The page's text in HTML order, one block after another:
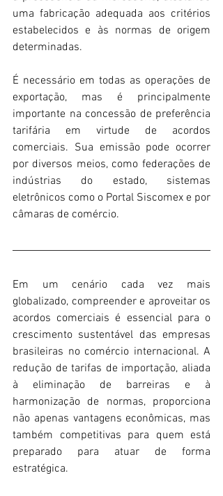
uma fabricação adequada aos critérios
estabelecidos e às normas de origem
determinadas.
É necessário em todas as operações de
exportação, mas é principalmente
importante na concessão de preferência
tarifária em virtude de acordos
comerciais. Sua emissão pode ocorrer
por diversos meios, como federações de
indústrias do estado, sistemas
eletrônicos como o Portal Siscomex e por
câmaras de comércio.
Em um cenário cada vez mais
globalizado, compreender e aproveitar os
acordos comerciais é essencial para o
crescimento sustentável das empresas
brasileiras no comércio internacional. A
redução de tarifas de importação, aliada
à eliminação de barreiras e à
harmonização de normas, proporciona
não apenas vantagens econômicas, mas
também competitivas para quem está
preparado para atuar de forma
estratégica.